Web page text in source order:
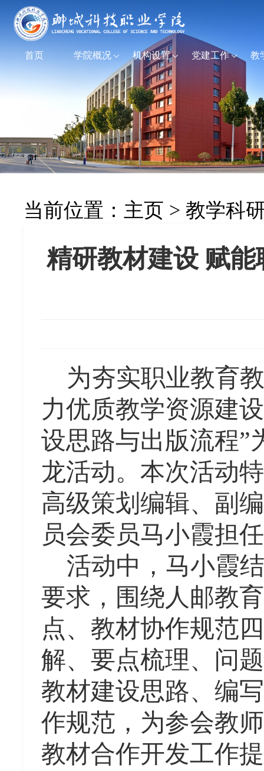
首页 学院概况 机构设置 党建工作 教
当前位置： 主页 > 教学科
精研教材建设 赋
为夯实职业教育
力优质教学资源建
设思路与出版流程”
龙活动。本次活动
高级策划编辑、副
员会委员马小霞担
活动中，马小霞
要求，围绕人邮教
点、教材协作规范
解、要点梳理、问
教材建设思路、编
作规范，为参会教
教材合作开发工作